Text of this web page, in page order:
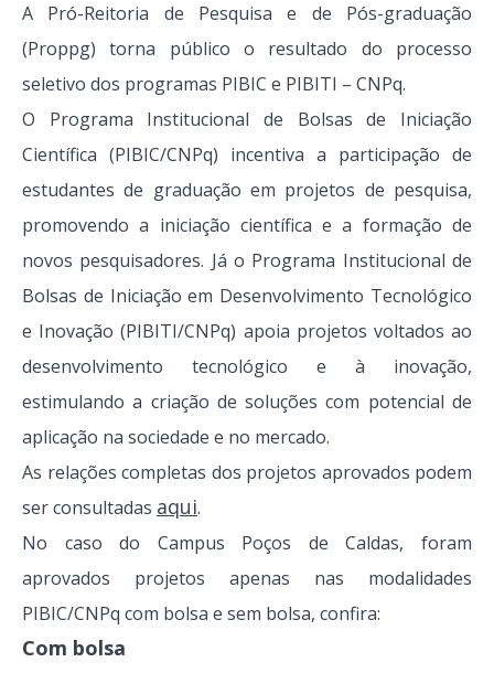
A Pró-Reitoria de Pesquisa e de Pós-graduação
(Proppg) torna público o resultado do processo
seletivo dos programas PIBIC e PIBITI – CNPq.
O Programa Institucional de Bolsas de Iniciação
Científica (PIBIC/CNPq) incentiva a participação de
estudantes de graduação em projetos de pesquisa,
promovendo a iniciação científica e a formação de
novos pesquisadores. Já o Programa Institucional de
Bolsas de Iniciação em Desenvolvimento Tecnológico
e Inovação (PIBITI/CNPq) apoia projetos voltados ao
desenvolvimento tecnológico e à inovação,
estimulando a criação de soluções com potencial de
aplicação na sociedade e no mercado.
As relações completas dos projetos aprovados podem
ser consultadas aqui.
No caso do Campus Poços de Caldas, foram
aprovados projetos apenas nas modalidades
PIBIC/CNPq com bolsa e sem bolsa, confira:
Com bolsa